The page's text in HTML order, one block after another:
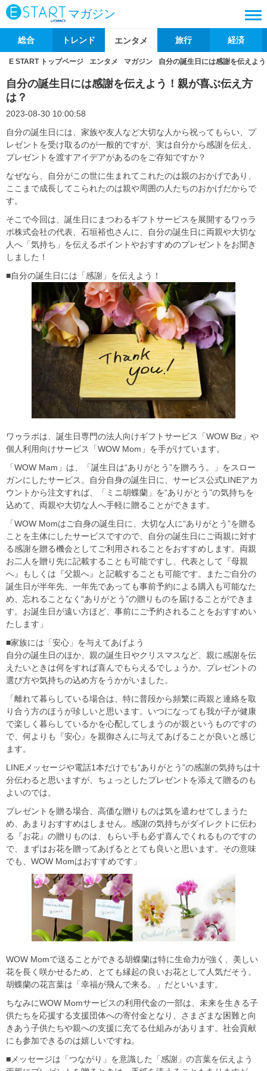
マガジン
総合 トレンド エンタメ 旅行 経済
E START トップページ エンタメ マガジン 自分の誕生日には感謝を伝えよ
自分の誕生日には感謝を伝えよう！親が喜ぶ伝え方
は？
2023-08-30 10:00:58
自分の誕生日には、家族や友人など大切な人から祝ってもらい、プ
レゼントを受け取るのが一般的ですが、実は自分から感謝を伝え、
プレゼントを渡すアイデアがあるのをご存知ですか？
なぜなら、自分がこの世に生まれてこれたのは親のおかげであり、
ここまで成長してこられたのは親や周囲の人たちのおかげだからで
す。
そこで今回は、誕生日にまつわるギフトサービスを展開するワゥラ
ボ株式会社の代表、石垣裕也さんに、自分の誕生日に両親や大切な
人へ「気持ち」を伝えるポイントやおすすめのプレゼントをお聞き
しました！
■自分の誕生日には「感謝」を伝えよう！
ワゥラボは、誕生日専門の法人向けギフトサービス「WOW Biz」や
個人利用向けサービス「WOW Mom」を手がけています。
「WOW Mam」は、「誕生日は“ありがとう”を贈ろう。」をスロー
ガンにしたサービス。自分自身の誕生日に、サービス公式LINEアカ
ウントから注文すれば、「ミニ胡蝶蘭」を“ありがとう”の気持ちを
込めて、両親や大切な人へ手軽に贈ることができます。
「WOW Momはご自身の誕生日に、大切な人に“ありがとう”を贈る
ことを主体にしたサービスですので、自分の誕生日にご両親に対す
る感謝を贈る機会としてご利用されることをおすすめします。両親
お二人を贈り先に記載することも可能ですし、代表として『母親
へ』もしくは『父親へ』と記載することも可能です。またご自分の
誕生日が半年先、一年先であっても事前予約による購入も可能なた
め、忘れることなく“ありがとう”の贈りものを届けることができま
す。お誕生日が遠い方ほど、事前にご予約されることをおすすめい
たします」
■家族には「安心」を与えてあげよう
自分の誕生日のほか、親の誕生日やクリスマスなど、親に感謝を伝
えたいときは何をすれば喜んでもらえるでしょうか。プレゼントの
選び方や気持ちの込め方をうかがいました。
「離れて暮らしている場合は、特に普段から頻繁に両親と連絡を取
り合う方のほうが珍しいと思います。いつになっても我が子が健康
で楽しく暮らしているかを心配してしまうのが親というものですの
で、何よりも『安心』を親御さんに与えてあげることが良いと感じ
ます。
LINEメッセージや電話1本だけでも“ありがとう”の感謝の気持ちは十
分伝わると思いますが、ちょっとしたプレゼントを添えて贈るのも
よいのでは。
プレゼントを贈る場合、高価な贈りものは気を遣わせてしまうた
め、あまりおすすめはしません。感謝の気持ちがダイレクトに伝わ
る『お花』の贈りものは、もらい手も必ず喜んでくれるものですの
で、まずはお花を贈ってあげるととても良いと思います。その意味
でも、WOW Momはおすすめです」
WOW Momで送ることができる胡蝶蘭は特に生命力が強く、美しい
花を長く咲かせるため、とても縁起の良いお花として人気だそう。
胡蝶蘭の花言葉は「幸福が飛んで来る。」だといいます。
ちなみにWOW Momサービスの利用代金の一部は、未来を生きる子
供たちを応援する支援団体への寄付金となり、さまざまな困難と向
きあう子供たちや親への支援に充てる仕組みがあります。社会貢献
にも参加できるのは嬉しいですね。
■メッセージは「つながり」を意識した「感謝」の言葉を伝えよう